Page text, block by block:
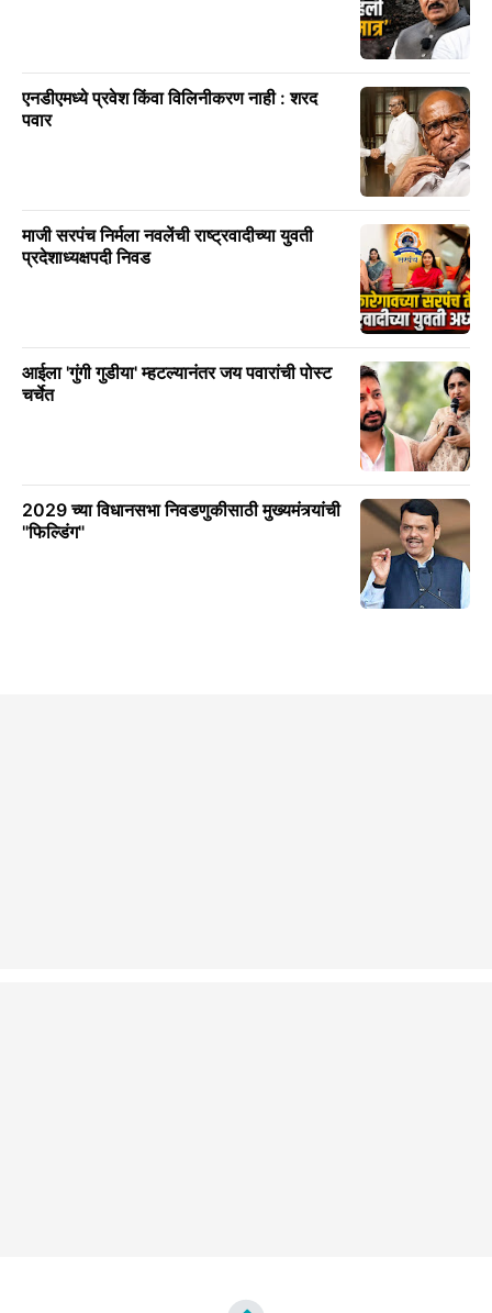
एनडीएमध्ये प्रवेश किंवा विलिनीकरण नाही : शरद
पवार
माजी सरपंच निर्मला नवलेंची राष्ट्रवादीच्या युवती
प्रदेशाध्यक्षपदी निवड
आईला 'गुंगी गुडीया' म्हटल्यानंतर जय पवारांची पोस्ट
चर्चेत
2029 च्या विधानसभा निवडणुकीसाठी मुख्यमंत्र्यांची
"फिल्डिंग"